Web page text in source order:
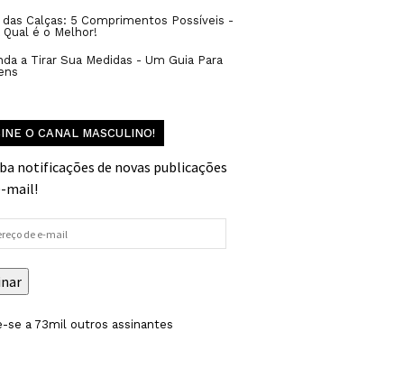
das Calças: 5 Comprimentos Possíveis -
Qual é o Melhor!
a Tirar Sua Medidas - Um Guia Para
O CANAL MASCULINO!
notificações de novas publicações
mail!
se a 73mil outros assinantes